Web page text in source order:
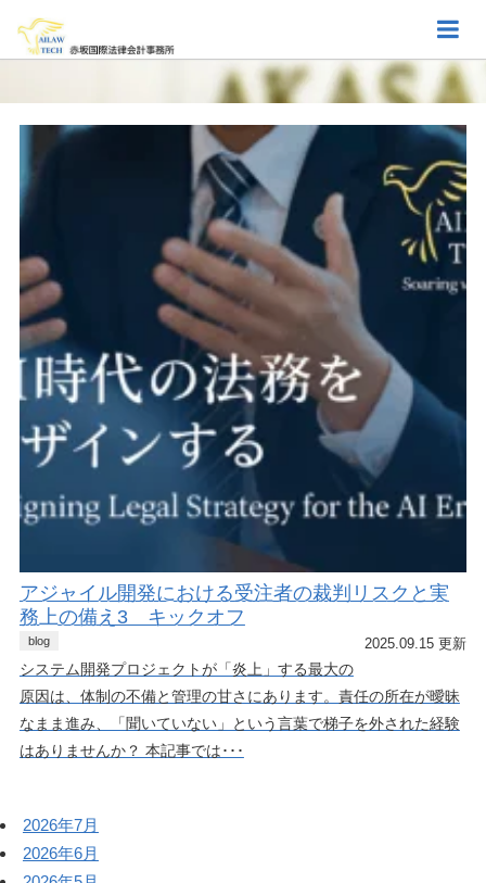
アジャイル開発における受注者の裁判リスクと実
務上の備え3 キックオフ
blog 2025.09.15 更新
システム開発プロジェクトが「炎上」する最大の
原因は、体制の不備と管理の甘さにあります。責任の所在が曖昧
なまま進み、「聞いていない」という言葉で梯子を外された経験
はありませんか？ 本記事では･･･
2026年7月
2026年6月